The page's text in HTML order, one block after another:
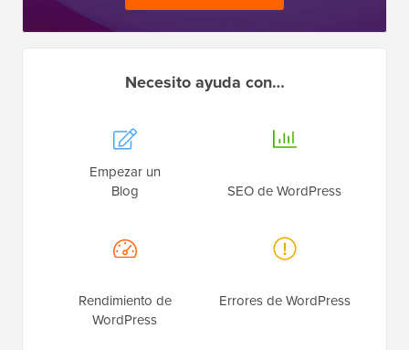
Necesito ayuda con…
Empezar un
Blog
SEO de WordPress
Rendimiento de
WordPress
Errores de WordPress